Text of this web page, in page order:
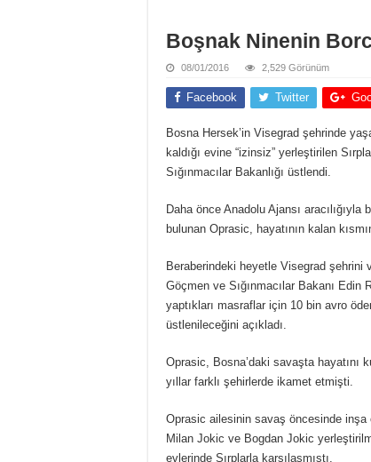
Boşnak Ninenin
08/01/2016 2,529 Görünüm
Facebook Twitter
Bosna Hersek’in Visegrad şehrinde
kaldığı evine “izinsiz” yerleştirilen
Sığınmacılar Bakanlığı üstlendi.
Daha önce Anadolu Ajansı
bulunan Oprasic, hayatının kalan
Beraberindeki heyetle Visegrad
Göçmen ve Sığınmacılar Bakanı
yaptıkları masraflar için 10 bin avro
üstlenileceğini açıkladı.
Oprasic, Bosna’daki savaşta
yıllar farklı şehirlerde ikamet etmişti.
Oprasic ailesinin savaş öncesinde inşa
Milan Jokic ve Bogdan Jokic
evlerinde Sırplarla karşılaşmıştı.